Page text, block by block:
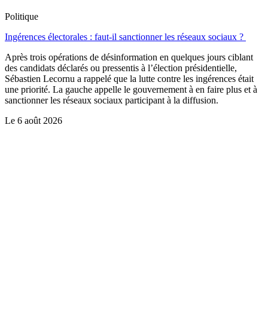
Politique
Ingérences électorales : faut-il sanctionner les réseaux sociaux ?
Après trois opérations de désinformation en quelques jours ciblant
des candidats déclarés ou pressentis à l’élection présidentielle,
Sébastien Lecornu a rappelé que la lutte contre les ingérences était
une priorité. La gauche appelle le gouvernement à en faire plus et à
sanctionner les réseaux sociaux participant à la diffusion.
Le 6 août 2026